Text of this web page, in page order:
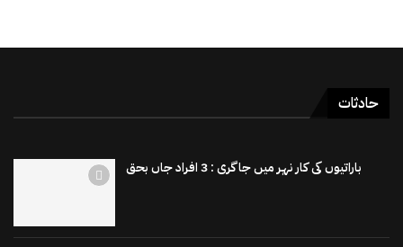
حادثات
باراتیوں کی کار نہر میں جاگری : 3 افراد جاں بحق